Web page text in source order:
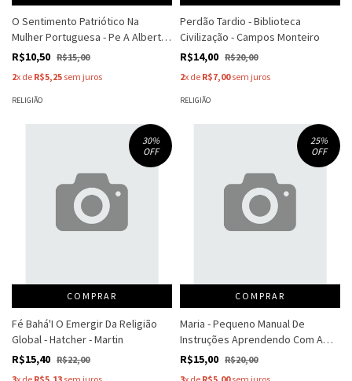
O Sentimento Patriótico Na
Mulher Portuguesa - Pe A Alberto
Gonçalves
R$10,50 R$15,00
2x de R$5,25 sem juros
RELIGIÃO
Perdão Tardio - Biblioteca
Civilização - Campos Monteiro
R$14,00 R$20,00
2x de R$7,00sem juros
RELIGIÃO
30%
OFF
COMPRAR
Fé Bahá'I O Emergir Da Religião
Global - Hatcher - Martin
R$15,40 R$22,00
25%
OFF
COMPRAR
Maria - Pequeno Manual De
Instruções Aprendendo Com A
Mãe Santísssima - Eileen Elias
R$15,00 R$20,00